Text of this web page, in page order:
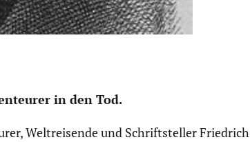
in den Tod.
Weltrei­sende und Schrift­steller